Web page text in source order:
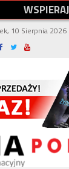
WSPIERAJ
10 Sierpnia 2026